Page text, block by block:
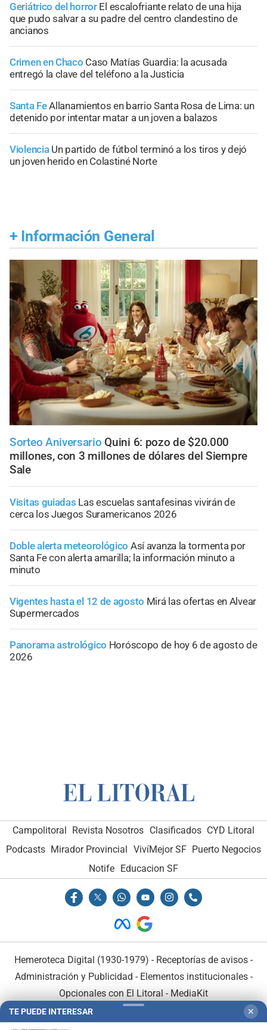
Geriátrico del horror El escalofriante relato de una hija
que pudo salvar a su padre del centro clandestino de
ancianos
Crimen en Chaco Caso Matías Guardia: la acusada
entregó la clave del teléfono a la Justicia
Santa FeAllanamientos en barrio Santa Rosa de Lima: un
detenido por intentar matar a un joven a balazos
Violencia Un partido de fútbol terminó a los tiros y dejó
un joven herido en Colastiné Norte
+ Información General
Sorteo Aniversario Quini 6: pozo de $20.000
millones, con 3 millones de dólares del Siempre
Sale
Visitas guiadas Las escuelas santafesinas vivirán de
cerca los Juegos Suramericanos 2026
Doble alerta meteorológico Así avanza la tormenta por
Santa Fe con alerta amarilla; la información minuto a
minuto
Vigentes hasta el 12 de agosto Mirá las ofertas en Alvear
Supermercados
Panorama astrológico Horóscopo de hoy 6 de agosto de
2026
Campolitoral Revista Nosotros Clasificados CYD Litoral
Podcasts Mirador Provincial VivíMejor SF Puerto Negocios
Notife Educacion SF
Hemeroteca Digital (1930-1979) - Receptorías de avisos -
Administración y Publicidad - Elementos institucionales-
Opcionales con El Litoral - MediaKit
TE PUEDE INTERESAR ✕